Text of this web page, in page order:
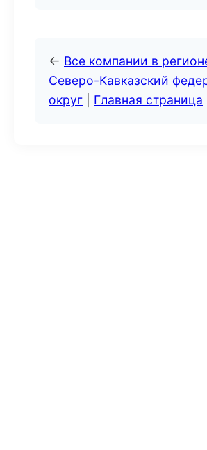
← Все компании в
Северо-Кавказский
округ
Главная страница